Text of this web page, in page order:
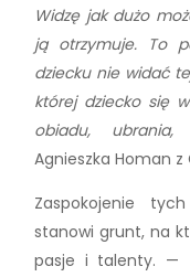
Widzę jak dużo
ją otrzymuje. To
dziecku nie widać
której dziecko się
obiadu, ubrania,
Agnieszka Homan z
Zaspokojenie
stanowi grunt, na
pasje i talenty. —